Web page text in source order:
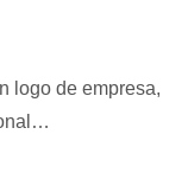
logo de empresa,